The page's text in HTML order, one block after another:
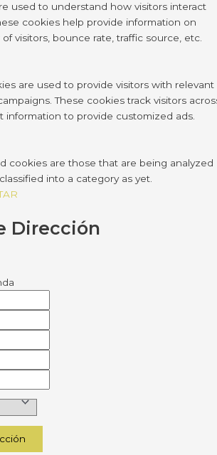
used to understand how visitors interact
cookies help provide information on
visitors, bounce rate, traffic source, etc.
are used to provide visitors with relevant
These cookies track visitors
information to provide customized ads.
cookies are those that are being analyzed
into a category as yet.
Dirección